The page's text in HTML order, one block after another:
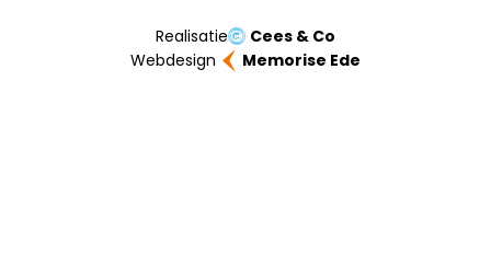
Realisatie
Cees & Co
Webdesign
Memorise Ede